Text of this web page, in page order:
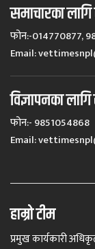
समाचारका लागि
फोन:-014770877,
Email:
विज्ञापनका
फोन:- 9851054868
Email:
हाम्रो टीम
प्रमुख कार्यकारी